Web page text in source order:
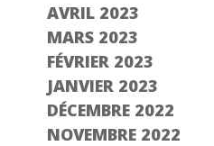
AVRIL 2023
MARS 2023
FÉVRIER 2023
JANVIER 2023
DÉCEMBRE 2022
NOVEMBRE 2022